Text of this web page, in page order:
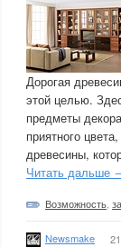
Дорогая
этой целью.
предметы
приятного
древесины,
Читать дальше
Возможность
Newsmake